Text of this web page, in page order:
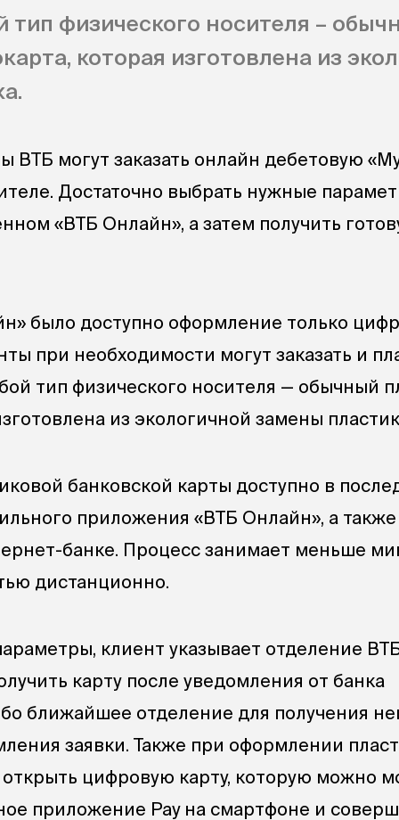
тип физического носителя –
которая изготовлена из
ВТБ могут заказать онлайн дебетовую
Достаточно выбрать нужные
«ВТБ Онлайн», а затем получить
было доступно оформление только
при необходимости могут заказать и
тип физического носителя — обычный
из экологичной замены
банковской карты доступно в
приложения «ВТБ Онлайн», а также
банке. Процесс занимает меньше
дистанционно.
клиент указывает отделение
карту после уведомления от банка
ближайшее отделение для получения
заявки. Также при оформлении
цифровую карту, которую можно
приложение Pay на смартфоне и